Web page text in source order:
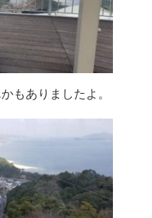
もありましたよ。